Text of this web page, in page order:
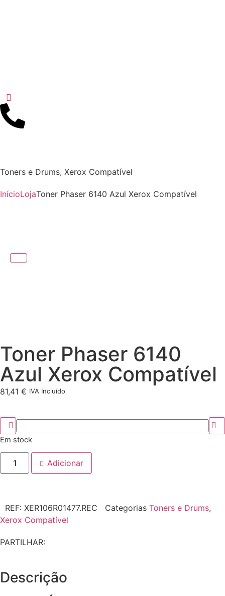
Toners e Drums, Xerox Compatível
InícioLojaToner Phaser 6140 Azul Xerox Compatível
Toner Phaser 6140
Azul Xerox Compatível
81,41 € IVA Incluído
Em stock
Adicionar
REF: XER106R01477.REC Categorias Toners e Drums,
Xerox Compatível
PARTILHAR:
Descrição